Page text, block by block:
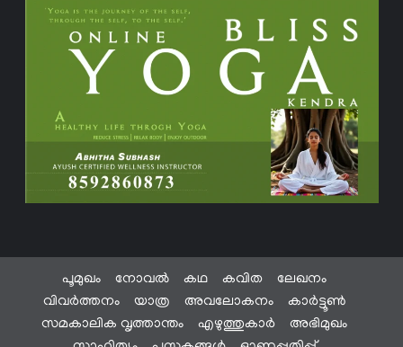
പൂമുഖം നോവൽ കഥ കവിത
ലേഖനം
വിവർത്തനം
യാത്ര അവലോകനം
കാർട്ടൂൺ
സമകാലിക വൃത്താന്തം
എഴുത്തുകാർ
അഭിമുഖം